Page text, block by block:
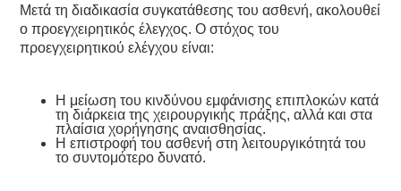
Μετά τη διαδικασία συγκατάθεσης του ασθενή, ακολουθεί
ο προεγχειρητικός έλεγχος. Ο στόχος του
προεγχειρητικού ελέγχου είναι:
Η μείωση του κινδύνου εμφάνισης επιπλοκών κατά
τη διάρκεια της χειρουργικής πράξης, αλλά και στα
πλαίσια χορήγησης αναισθησίας.
Η επιστροφή του ασθενή στη λειτουργικότητά του
το συντομότερο δυνατό.